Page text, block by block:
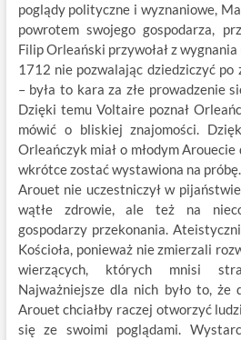
poglądy polityczne i wyznaniowe,
powrotem swojego gospodarza,
Filip Orleański przywołał z
1712 nie pozwalając dziedziczyć po
– była to kara za złe prowadzenie
Dzięki temu Voltaire poznał
mówić o bliskiej znajomości.
Orleańczyk miał o młodym
wkrótce zostać wystawiona na
Arouet nie uczestniczył w
wątłe zdrowie, ale też na
gospodarzy przekonania.
Kościoła, ponieważ nie zmierzali
wierzących, których mnisi
Najważniejsze dla nich było to, że
Arouet chciałby raczej otworzyć
się ze swoimi poglądami.